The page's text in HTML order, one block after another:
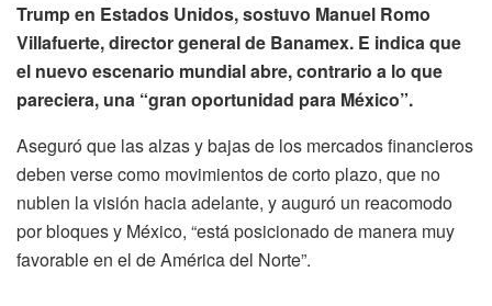
Trump en Estados Unidos, sostuvo Manuel Romo
Villafuerte, director general de Banamex. E indica que
el nuevo escenario mundial abre, contrario a lo que
pareciera, una “gran oportunidad para México”.
Aseguró que las alzas y bajas de los mercados financieros
deben verse como movimientos de corto plazo, que no
nublen la visión hacia adelante, y auguró un reacomodo
por bloques y México, “está posicionado de manera muy
favorable en el de América del Norte”.